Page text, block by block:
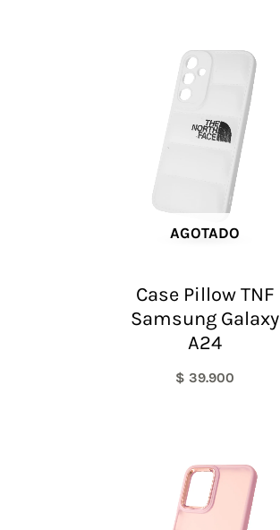
AGOTADO
Case Pillow TNF
Samsung Galaxy
A24
$ 39.900